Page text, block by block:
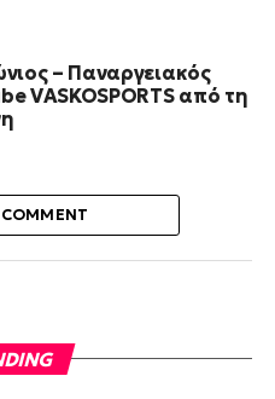
– Παναργειακός
VASKOSPORTS από τη